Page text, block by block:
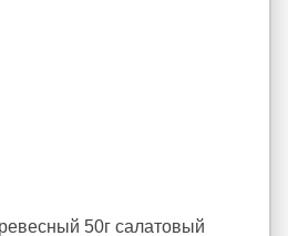
50г салатовый